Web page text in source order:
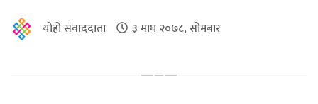
योहो संवाददाता ३ माघ २०७८, सोमबार